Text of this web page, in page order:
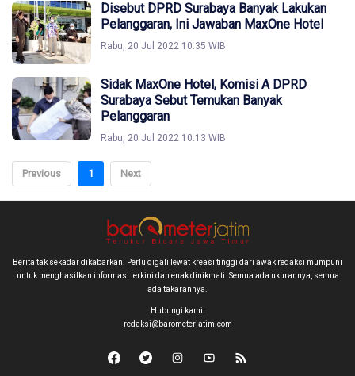
Disebut DPRD Surabaya Banyak Lakukan
Pelanggaran, Ini Jawaban MaxOne Hotel
Rabu, 20 Jul 2022 10:35 WIB
Sidak MaxOne Hotel, Komisi A DPRD
Surabaya Sebut Temukan Banyak
Pelanggaran
Rabu, 20 Jul 2022 10:13 WIB
Previous 1 Next
Berita tak sekadar dikabarkan. Perlu digali lewat kreasi tinggi dari awak redaksi mumpuni
untuk menghasilkan informasi terkini dan enak dinikmati. Semua ada ukurannya, semua
ada takarannya.
Hubungi kami:
redaksi@barometerjatim.com